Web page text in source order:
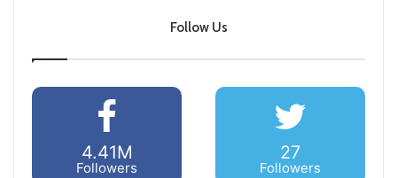
Follow Us
4.41M
Followers
27
Followers